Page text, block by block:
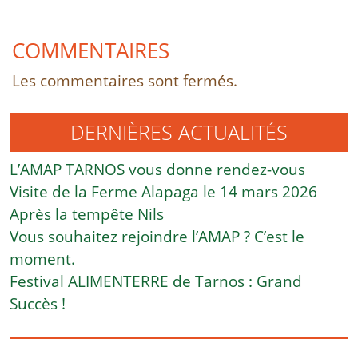
COMMENTAIRES
Les commentaires sont fermés.
DERNIÈRES ACTUALITÉS
L’AMAP TARNOS vous donne rendez-vous
Visite de la Ferme Alapaga le 14 mars 2026
Après la tempête Nils
Vous souhaitez rejoindre l’AMAP ? C’est le
moment.
Festival ALIMENTERRE de Tarnos : Grand
Succès !